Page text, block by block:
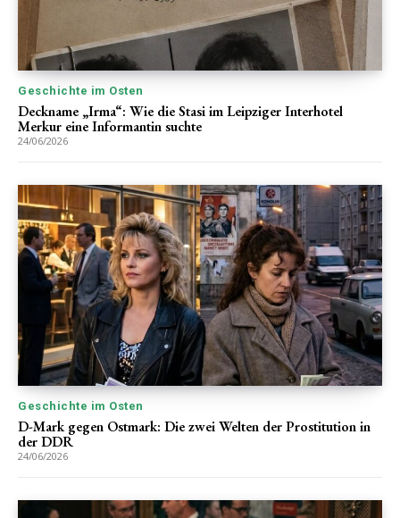
Geschichte im Osten
Deckname „Irma“: Wie die Stasi im Leipziger Interhotel
Merkur eine Informantin suchte
24/06/2026
Geschichte im Osten
D-Mark gegen Ostmark: Die zwei Welten der Prostitution in
der DDR
24/06/2026